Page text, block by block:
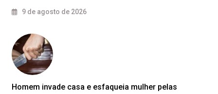
9 de agosto de 2026
Homem invade casa e esfaqueia mulher pelas